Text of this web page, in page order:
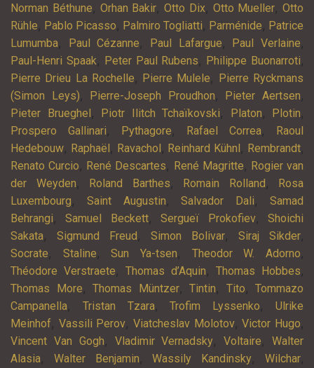
Norman Béthune, Orhan Bakir, Otto Dix, Otto Mueller, Otto
Rühle, Pablo Picasso, Palmiro Togliatti, Parménide, Patrice
Lumumba, Paul Cézanne, Paul Lafargue, Paul Verlaine,
Paul-Henri Spaak, Peter Paul Rubens, Philippe Buonarroti,
Pierre Drieu La Rochelle, Pierre Mulele,
Pierre Ryckmans
(Simon Leys), Pierre-Joseph Proudhon, Pieter Aertsen,
Pieter Brueghel , Piotr Ilitch Tchaïkovski, Platon, Plotin,
Prospero Gallinari, Pythagore, Rafael Correa,
Raoul
Hedebouw, Raphaël , Ravachol , Reinhard Kühnl , Rembrandt,
Renato Curcio, René Descartes, René Magritte, Rogier van
der Weyden, Roland Barthes, Romain Rolland ,
Rosa
Luxembourg, Saint Augustin,Salvador Dali,Samad
Behrangi,Samuel Beckett,Sergueï Prokofiev,Shoichi
Sakata, Sigmund Freud , Simon Bolivar, Siraj Sikder,
Socrate, Staline,Sun Ya-tsen, Theodor W. Adorno,
Théodore Verstraete, Thomas d’Aquin, Thomas Hobbes,
Thomas More, Thomas Müntzer, Tintin, Tito, Tommazo
Campanella, Tristan Tzara,Trofim Lyssenko,Ulrike
Meinhof, Vassili Perov,Viatcheslav Molotov,Victor Hugo,
Vincent Van Gogh, Vladimir Vernadsky,Voltaire,Walter
Alasia, Walter Benjamin,Wassily Kandinsky,Wilchar,